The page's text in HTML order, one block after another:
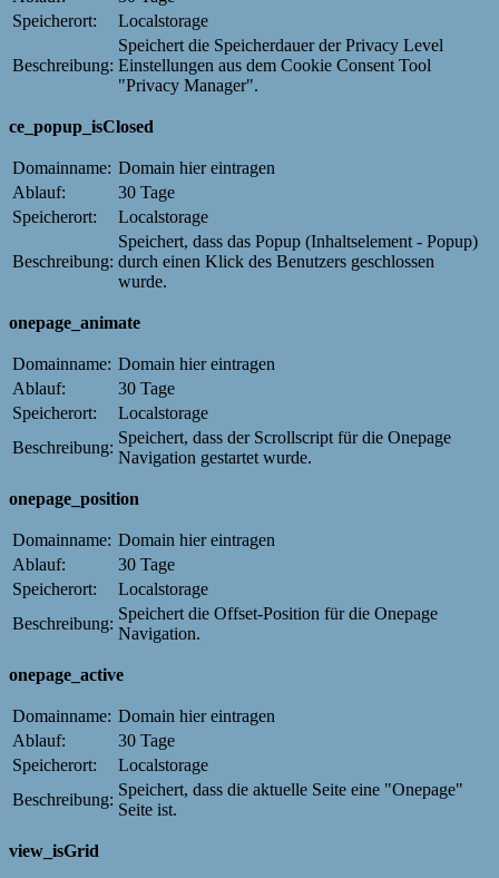
Speicherort:
Localstorage
Beschreibung:
Speichert die Speicherdauer der Privacy Level
Einstellungen aus dem Cookie Consent Tool
"Privacy Manager".
ce_popup_isClosed
Domainname: Domain hier eintragen
Ablauf:
30 Tage
Speicherort:
Localstorage
Beschreibung:
Speichert, dass das Popup (Inhaltselement - Popup)
durch einen Klick des Benutzers geschlossen
wurde.
onepage_animate
Domainname: Domain hier eintragen
Ablauf:
30 Tage
Speicherort:
Localstorage
Beschreibung:
Speichert, dass der Scrollscript für die Onepage
Navigation gestartet wurde.
onepage_position
Domainname: Domain hier eintragen
Ablauf:
30 Tage
Speicherort:
Localstorage
Beschreibung:
Speichert die Offset-Position für die Onepage
Navigation.
onepage_active
Domainname: Domain hier eintragen
Ablauf:
30 Tage
Speicherort:
Localstorage
Beschreibung:
Speichert, dass die aktuelle Seite eine "Onepage"
Seite ist.
view_isGrid